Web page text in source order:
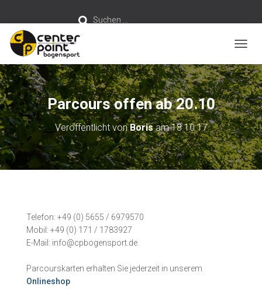
a
c
h
:
Suchen …
Parcours offen ab 20.10
Veröffentlicht vonBorisam18.10.17
Telefon: +49 (0) 5655 / 6979570
Mobil: +49 (0) 171 / 1783927
E-Mail: info@cpbogensport.de
Parcourskarten erhalten Sie jederzeit in unserem
Onlineshop